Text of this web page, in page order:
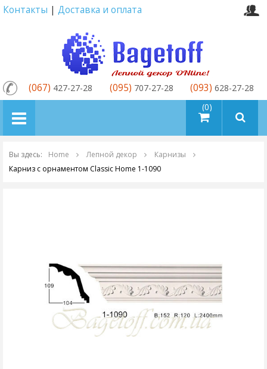
Контакты | Доставка и оплата
товаров (0)
(067) 427-27-28 (095) 707-27-28 (093) 628-27-28
Вы здесь: Home Лепной декор
Карнизы
Карниз с орнаментом Classic Home 1-1090